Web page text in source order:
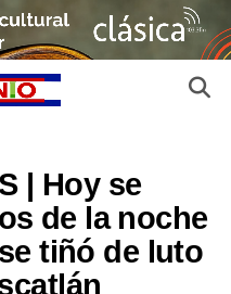
| Hoy se
de la noche
tiñó de luto